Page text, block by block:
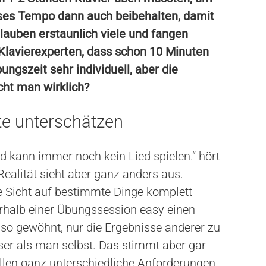
Tempo dann auch beibehalten, damit
erstaunlich viele und fangen
dass schon 10 Minuten
sehr individuell, aber die
man wirklich?
unterschätzen
kann immer noch kein Lied spielen.“ hört
sieht aber ganz anders aus.
auf bestimmte Dinge komplett
einer Übungssession easy einen
gewöhnt, nur die Ergebnisse anderer zu
als man selbst. Das stimmt aber gar
ganz unterschiedliche Anforderungen